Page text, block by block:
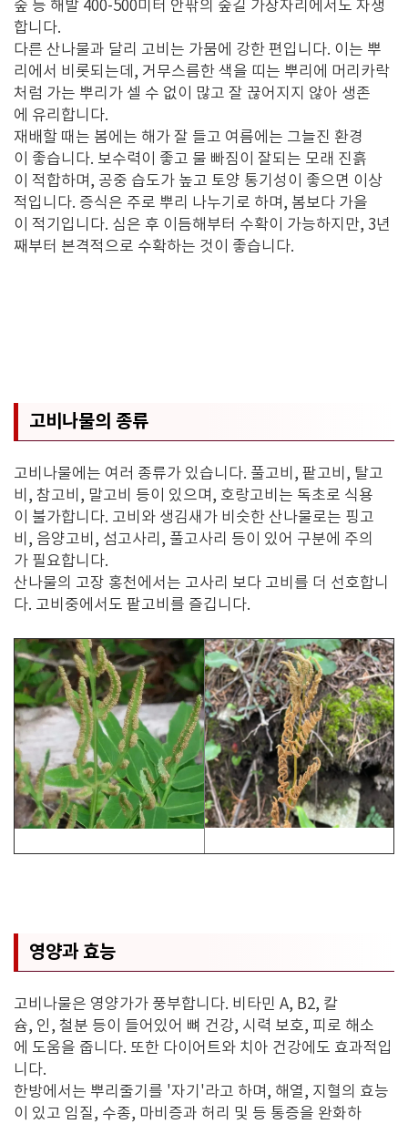
숲 등 해발 400-500미터 안팎의 숲길 가장자리에서도 자생
합니다.
다른 산나물과 달리 고비는 가뭄에 강한 편입니다. 이는 뿌
리에서 비롯되는데, 거무스름한 색을 띠는 뿌리에 머리카락
처럼 가는 뿌리가 셀 수 없이 많고 잘 끊어지지 않아 생존
에 유리합니다.
재배할 때는 봄에는 해가 잘 들고 여름에는 그늘진 환경
이 좋습니다. 보수력이 좋고 물 빠짐이 잘되는 모래 진흙
이 적합하며, 공중 습도가 높고 토양 통기성이 좋으면 이상
적입니다. 증식은 주로 뿌리 나누기로 하며, 봄보다 가을
이 적기입니다. 심은 후 이듬해부터 수확이 가능하지만, 3년
째부터 본격적으로 수확하는 것이 좋습니다.
고비나물의 종류
고비나물에는 여러 종류가 있습니다. 풀고비, 팥고비, 탈고
비, 참고비, 말고비 등이 있으며, 호랑고비는 독초로 식용
이 불가합니다. 고비와 생김새가 비슷한 산나물로는 핑고
비, 음양고비, 섬고사리, 풀고사리 등이 있어 구분에 주의
가 필요합니다.
산나물의 고장 홍천에서는 고사리 보다 고비를 더 선호합니
다. 고비중에서도 팥고비를 즐깁니다.
영양과 효능
고비나물은 영양가가 풍부합니다. 비타민 A, B2, 칼
슘, 인, 철분 등이 들어있어 뼈 건강, 시력 보호, 피로 해소
에 도움을 줍니다. 또한 다이어트와 치아 건강에도 효과적입
니다.
한방에서는 뿌리줄기를 '자기'라고 하며, 해열, 지혈의 효능
이 있고 임질, 수종, 마비증과 허리 및 등 통증을 완화하